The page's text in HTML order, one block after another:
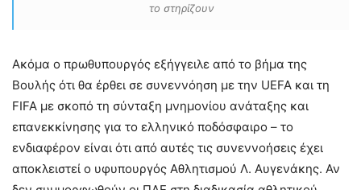
το στηρίζουν
Ακόμα ο πρωθυπουργός εξήγγειλε από το βήμα της
Βουλής ότι θα έρθει σε συνεννόηση με την UEFA και τη
FIFA με σκοπό τη σύνταξη μνημονίου ανάταξης και
επανεκκίνησης για το ελληνικό ποδόσφαιρο – το
ενδιαφέρον είναι ότι από αυτές τις συνεννοήσεις έχει
αποκλειστεί ο υφυπουργός Αθλητισμού Λ. Αυγενάκης. Αν